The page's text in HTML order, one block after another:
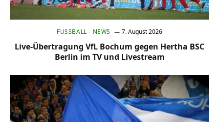
FUSSBALL - NEWS 7. August 2026
Live-Übertragung VfL Bochum gegen Hertha BSC
Berlin im TV und Livestream